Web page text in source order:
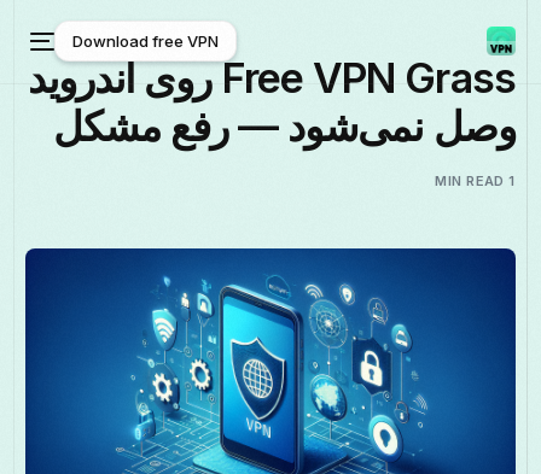
Download free VPN
Download free VPN
Free VPN Grass روی اندروید
وصل نمی‌شود — رفع مشکل
1 MIN READ